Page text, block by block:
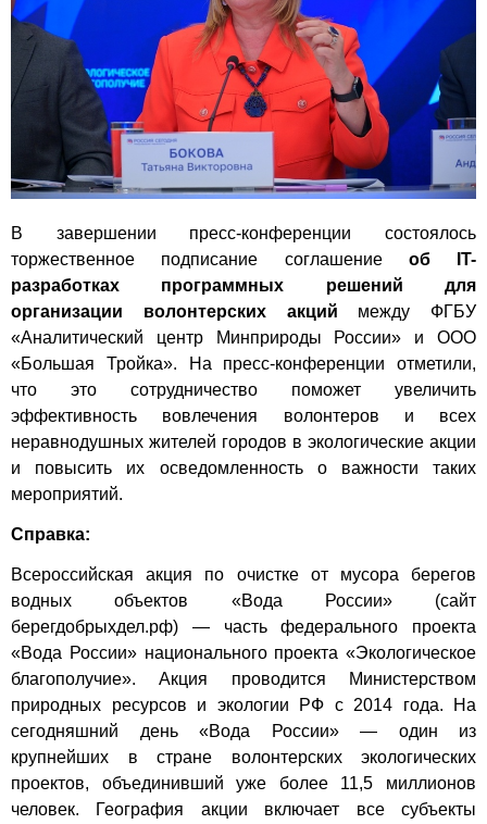
В завершении пресс-конференции состоялось
торжественное подписание соглашение об IT-
разработках программных решений для
организации волонтерских акций между ФГБУ
«Аналитический центр Минприроды России» и ООО
«Большая Тройка». На пресс-конференции отметили,
что это сотрудничество поможет увеличить
эффективность вовлечения волонтеров и всех
неравнодушных жителей городов в экологические акции
и повысить их осведомленность о важности таких
мероприятий.
Справка:
Всероссийская акция по очистке от мусора берегов
водных объектов «Вода России» (сайт
берегдобрыхдел.рф) — часть федерального проекта
«Вода России» национального проекта «Экологическое
благополучие». Акция проводится Министерством
природных ресурсов и экологии РФ с 2014 года. На
сегодняшний день «Вода России» — один из
крупнейших в стране волонтерских экологических
проектов, объединивший уже более 11,5 миллионов
человек. География акции включает все субъекты